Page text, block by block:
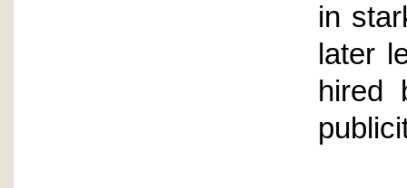
in
later
hired